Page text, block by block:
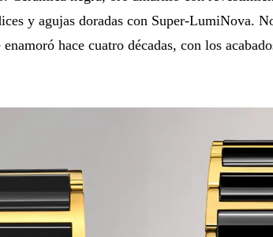
y agujas doradas con Super-LumiNova.
hace cuatro décadas, con los